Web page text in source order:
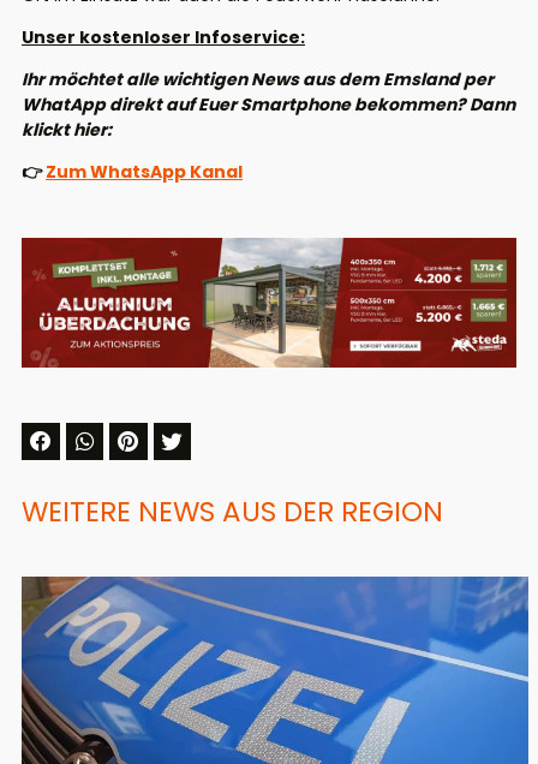
Unser kostenloser Infoservice:
Ihr möchtet alle wichtigen News aus dem Emsland per
WhatApp direkt auf Euer Smartphone bekommen? Dann
klickt hier:
👉Zum WhatsApp Kanal
WEITERE NEWS AUS DER REGION